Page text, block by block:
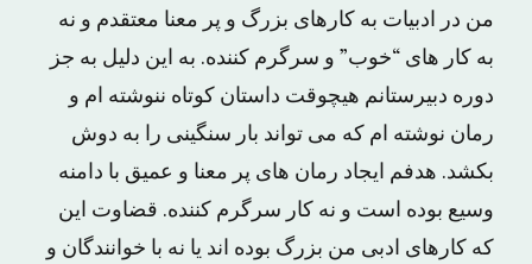
من در ادبیات به کارهای بزرگ و پر معنا معتقدم و نه
به کار های “خوب” و سرگرم کننده. به این دلیل به جز
دوره دبیرستانم هیچوقت داستان کوتاه ننوشته ام و
رمان نوشته ام که می تواند بار سنگینی را به دوش
بکشد. هدفم ایجاد رمان های پر معنا و عمیق با دامنه
وسیع بوده است و نه کار سرگرم کننده. قضاوت این
که کارهای ادبی من بزرگ بوده اند یا نه با خوانندگان و